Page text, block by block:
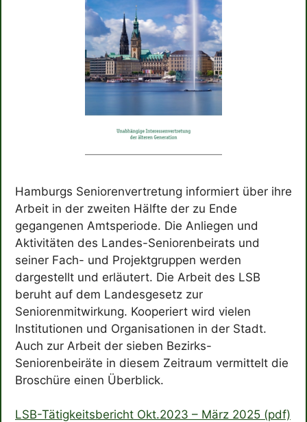
Hamburgs Seniorenvertretung informiert über ihre
Arbeit in der zweiten Hälfte der zu Ende
gegangenen Amtsperiode. Die Anliegen und
Aktivitäten des Landes-Seniorenbeirats und
seiner Fach- und Projektgruppen werden
dargestellt und erläutert. Die Arbeit des LSB
beruht auf dem Landesgesetz zur
Seniorenmitwirkung. Kooperiert wird vielen
Institutionen und Organisationen in der Stadt.
Auch zur Arbeit der sieben Bezirks-
Seniorenbeiräte in diesem Zeitraum vermittelt die
Broschüre einen Überblick.
LSB-Tätigkeitsbericht Okt.2023 – März 2025 (pdf)